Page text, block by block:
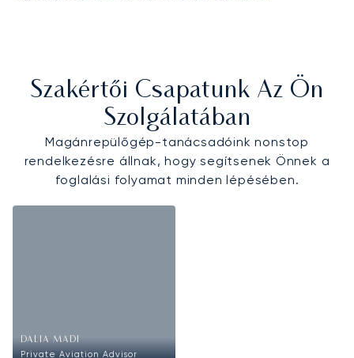
Szakértői Csapatunk Az Ön
Szolgálatában
Magánrepülőgép-tanácsadóink nonstop
rendelkezésre állnak, hogy segítsenek Önnek a
foglalási folyamat minden lépésében.
DALIA MADI
Private Aviation Advisor